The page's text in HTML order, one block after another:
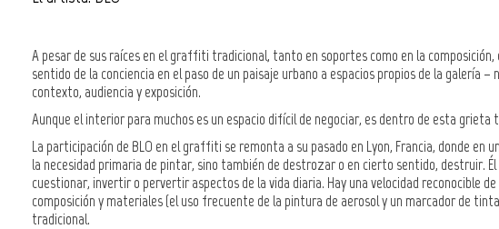
A pesar de sus raíces en el graffiti tradicional, tanto en soportes como en la
sentido de la conciencia en el paso de un paisaje urbano a espacios propios de la galería –
contexto, audiencia y exposición.
Aunque el interior para muchos es un espacio difícil de negociar, es dentro de esta grieta
La participación de BLO en el graffiti se remonta a su pasado en Lyon, Francia, donde en
la necesidad primaria de pintar, sino también de destrozar o en cierto sentido, destruir.
cuestionar, invertir o pervertir aspectos de la vida diaria. Hay una velocidad reconocible
composición y materiales (el uso frecuente de la pintura de aerosol y un marcador de
tradicional.